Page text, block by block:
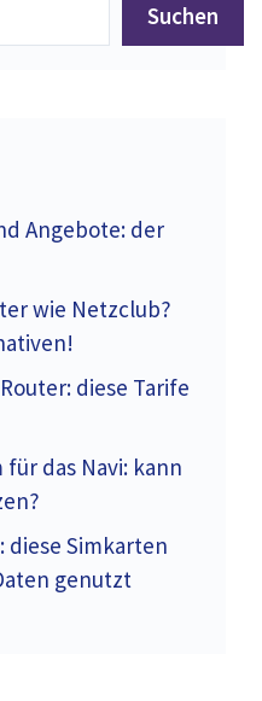
Suchen
Angebote: der
wie Netzclub?
diese Tarife
das Navi: kann
Simkarten
genutzt